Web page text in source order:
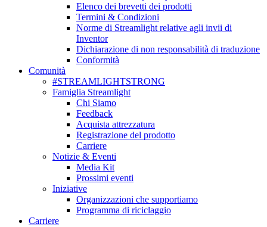
Elenco dei brevetti dei prodotti
Termini & Condizioni
Norme di Streamlight relative agli invii di
Inventor
Dichiarazione di non responsabilità di traduzione
Conformità
Comunità
#STREAMLIGHTSTRONG
Famiglia Streamlight
Chi Siamo
Feedback
Acquista attrezzatura
Registrazione del prodotto
Carriere
Notizie & Eventi
Media Kit
Prossimi eventi
Iniziative
Organizzazioni che supportiamo
Programma di riciclaggio
Carriere